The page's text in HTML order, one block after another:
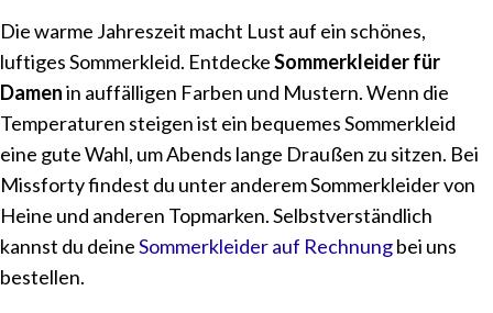
Die warme Jahreszeit macht Lust auf ein schönes,
luftiges Sommerkleid. EntdeckeSommerkleider für
Damenin auffälligen Farben und Mustern. Wenn die
Temperaturen steigen ist ein bequemes Sommerkleid
eine gute Wahl, um Abends lange Draußen zu sitzen. Bei
Missforty findest du unter anderem Sommerkleider von
Heine und anderen Topmarken. Selbstverständlich
kannst du deineSommerkleider auf Rechnungbei uns
bestellen.